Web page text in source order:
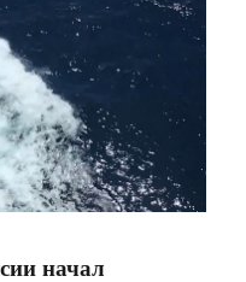
начал